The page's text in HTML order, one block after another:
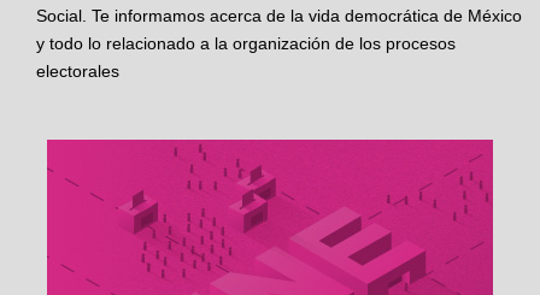
Social. Te informamos acerca de la vida democrática de México
y todo lo relacionado a la organización de los procesos
electorales